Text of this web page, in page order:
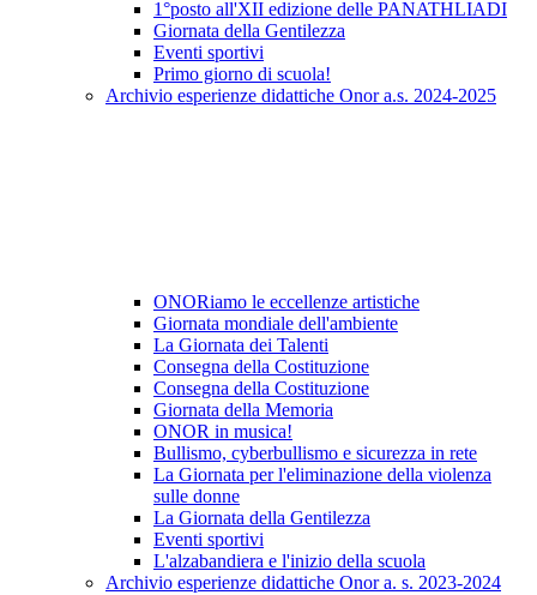
1°posto all'XII edizione delle PANATHLIADI
Giornata della Gentilezza
Eventi sportivi
Primo giorno di scuola!
Archivio esperienze didattiche Onor a.s. 2024-2025
ONORiamo le eccellenze artistiche
Giornata mondiale dell'ambiente
La Giornata dei Talenti
Consegna della Costituzione
Consegna della Costituzione
Giornata della Memoria
ONOR in musica!
Bullismo, cyberbullismo e sicurezza in rete
La Giornata per l'eliminazione della violenza
sulle donne
La Giornata della Gentilezza
Eventi sportivi
L'alzabandiera e l'inizio della scuola
Archivio esperienze didattiche Onor a. s. 2023-2024